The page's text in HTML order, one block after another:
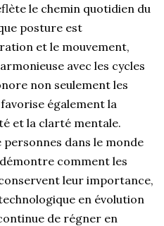
le chemin quotidien du
posture est
et le mouvement,
avec les cycles
non seulement les
également la
et la clarté mentale.
dans le monde
comment les
leur importance,
en évolution
de régner en